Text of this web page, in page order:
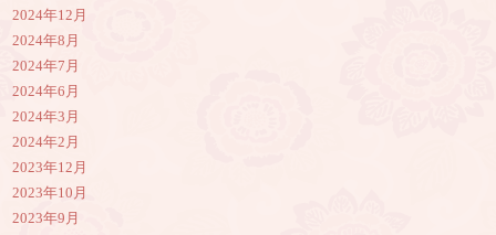
2024年12月
2024年8月
2024年7月
2024年6月
2024年3月
2024年2月
2023年12月
2023年10月
2023年9月